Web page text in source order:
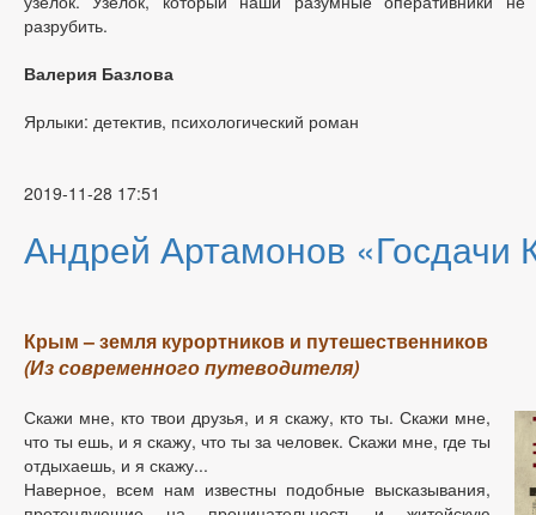
разрубить.
Валерия Базлова
Ярлыки: детектив, психологический роман
2019-11-28 17:51
Андрей Артамонов «Госдачи
Крым – земля курортников и путешественников
(Из современного путеводителя)
Скажи мне, кто твои друзья, и я скажу, кто ты. Скажи мне,
что ты ешь, и я скажу, что ты за человек. Скажи мне, где ты
отдыхаешь, и я скажу...
Наверное, всем нам известны подобные высказывания,